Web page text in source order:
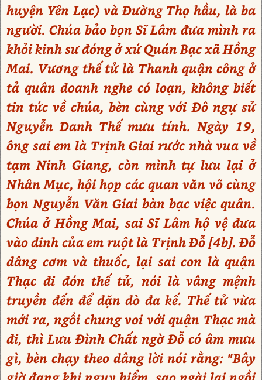
huyện Yên Lạc) và Đường Thọ hầu, là ba
người. Chúa bảo bọn Sĩ Lâm đưa mình ra
khỏi kinh sư đóng ở xứ Quán Bạc xã Hồng
Mai. Vương thế tử là Thanh quận công ở
tả quân doanh nghe có loạn, không biết
tin tức về chúa, bèn cùng với Đô ngự sử
Nguyễn Danh Thế mưu tính. Ngày 19,
ông sai em là Trịnh Giai rước nhà vua về
tạm Ninh Giang, còn mình tự lưu lại ở
Nhân Mục, hội họp các quan văn võ cùng
bọn Nguyễn Văn Giai bàn bạc việc quân.
Chúa ở Hồng Mai, sai Sĩ Lâm hộ vệ đưa
vào dinh của em ruột là Trịnh Đỗ [4b]. Đỗ
dâng cơm và thuốc, lại sai con là quận
Thạc đi đón thế tử, nói là vâng mệnh
truyền đến để dặn dò đa kế. Thế tử vừa
mới ra, ngồi chung voi với quận Thạc mà
đi, thì Lưu Đình Chất ngờ Đỗ có âm mưu
gì, bèn chạy theo dâng lời nói rằng: "Bây